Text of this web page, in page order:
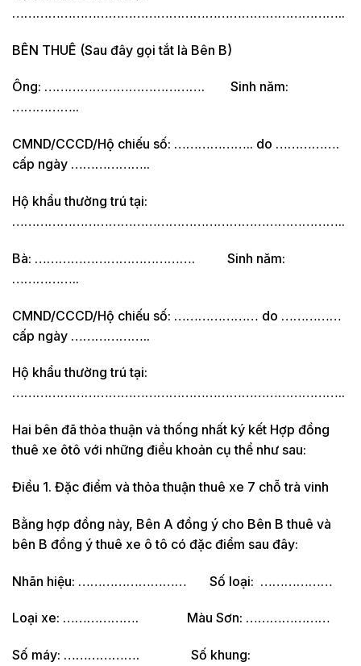
………………………………………………………………………..
BÊN THUÊ (Sau đây gọi tắt là Bên B)
Ông: …………………………………. Sinh năm:
……………..
CMND/CCCD/Hộ chiếu số: ……………….. do …………….
cấp ngày ………………..
Hộ khẩu thường trú tại:
………………………………………………………………………..
Bà: …………………………………. Sinh năm:
……………..
CMND/CCCD/Hộ chiếu số: ………………… do ……………
cấp ngày ………………..
Hộ khẩu thường trú tại:
………………………………………………………………………..
Hai bên đã thỏa thuận và thống nhất ký kết Hợp đồng
thuê xe ôtô với những điều khoản cụ thể như sau:
Điều 1. Đặc điểm và thỏa thuận thuê xe 7 chỗ trà vinh
Bằng hợp đồng này, Bên A đồng ý cho Bên B thuê và
bên B đồng ý thuê xe ô tô có đặc điểm sau đây:
Nhãn hiệu: ……………………… Số loại: ………………
Loại xe: ………………. Màu Sơn: …………………
Số máy: ………………. Số khung: